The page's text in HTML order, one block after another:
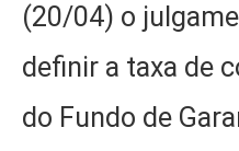
(20/04) o
definir a taxa de
do Fundo de